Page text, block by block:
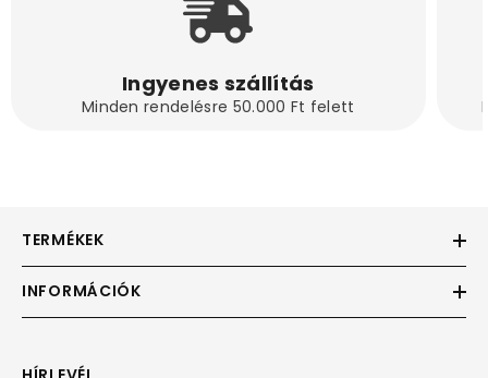
Ingyenes szállítás
Minden rendelésre 50.000 Ft felett
TERMÉKEK
INFORMÁCIÓK